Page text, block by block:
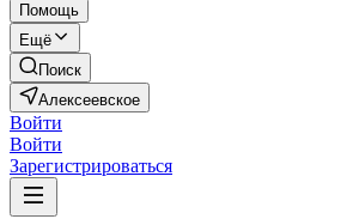
Помощь
Ещё
Поиск
Алексеевское
Войти
Войти
Зарегистрироваться